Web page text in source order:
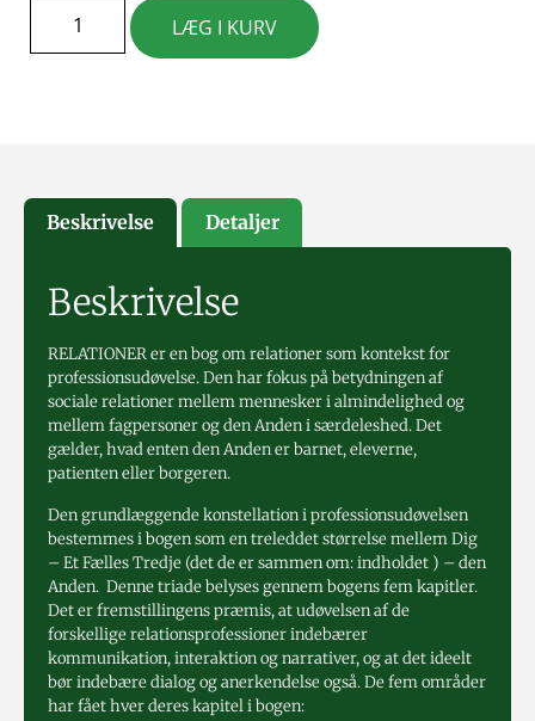
LÆG I KURV
Beskrivelse Detaljer
Beskrivelse
RELATIONER er en bog om relationer som kontekst for
professionsudøvelse. Den har fokus på betydningen af
sociale relationer mellem mennesker i almindelighed og
mellem fagpersoner og den Anden i særdeleshed. Det
gælder, hvad enten den Anden er barnet, eleverne,
patienten eller borgeren.
Den grundlæggende konstellation i professionsudøvelsen
bestemmes i bogen som en treleddet størrelse mellem Dig
– Et Fælles Tredje (det de er sammen om: indholdet ) – den
Anden. Denne triade belyses gennem bogens fem kapitler.
Det er fremstillingens præmis, at udøvelsen af de
forskellige relationsprofessioner indebærer
kommunikation, interaktion og narrativer, og at det ideelt
bør indebære dialog og anerkendelse også. De fem områder
har fået hver deres kapitel i bogen: